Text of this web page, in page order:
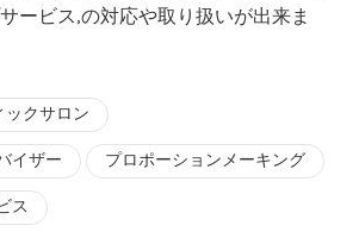
ービス,の対応や取り扱いが出来ま
ックサロン
イザー プロポーションメーキング
ス